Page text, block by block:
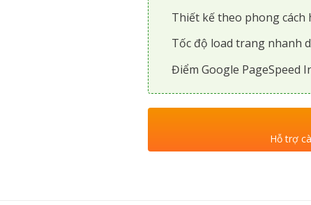
Thiết kế theo phong cách
Tốc độ load trang nhanh
Điểm Google PageSpeed
Hỗ trợ